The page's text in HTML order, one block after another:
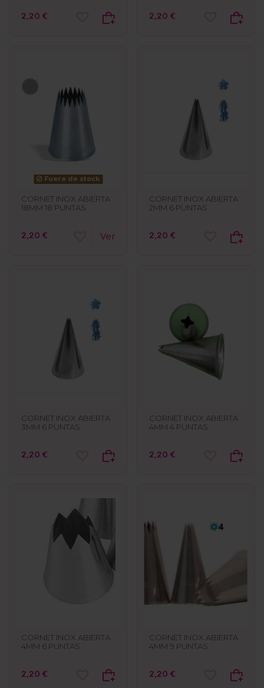
2,20 € 2,20 €
Fuera de stock
CORNET INOX ABIERTA
18MM 18 PUNTAS
2,20 € Ver
CORNET INOX ABIERTA
2MM 6 PUNTAS
2,20 €
CORNET INOX ABIERTA
3MM 6 PUNTAS
2,20 €
CORNET INOX ABIERTA
4MM 4 PUNTAS
2,20 €
CORNET INOX ABIERTA
4MM 6 PUNTAS
2,20 €
CORNET INOX ABIERTA
4MM 9 PUNTAS
2,20 €